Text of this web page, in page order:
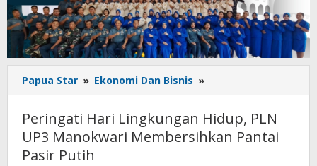
Papua Star » Ekonomi Dan Bisnis »
Hari
Hidup,
PLN
Peringati Hari Lingkungan Hidup, PLN
UP3 Manokwari Membersihkan Pantai
Pasir Putih